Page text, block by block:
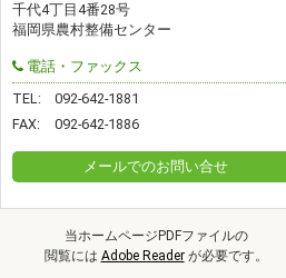
千代4丁目4番28号
福岡県農村整備センター
電話・ファックス
TEL:
092-642-1881
FAX:
092-642-1886
メールでのお問い合せ
当ホームページPDFファイルの
閲覧には Adobe Readerが必要です。